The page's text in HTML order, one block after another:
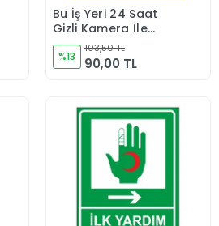
Sepete Ekle
Bu İş Yeri 24 Saat
Gizli Kamera İle
İzlenmektedir"
25X35cm
%13
103,50 TL
90,00 TL